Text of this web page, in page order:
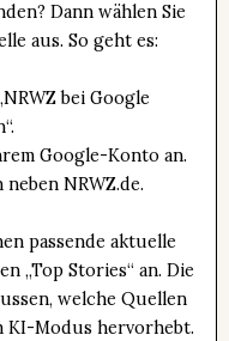
Dann wählen Sie
aus. So geht es:
bei Google
Google-Konto an.
NRWZ.de.
passende aktuelle
„Top Stories“ an. Die
welche Quellen
KI-Modus hervorhebt.